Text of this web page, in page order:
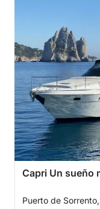
Capri Un sueño
Puerto de